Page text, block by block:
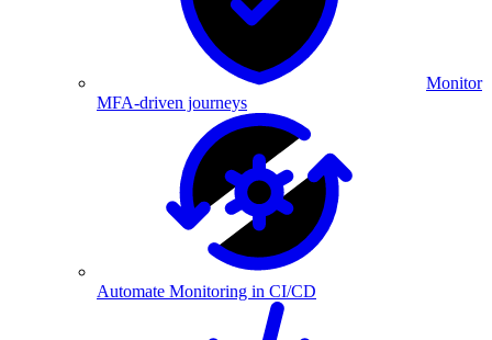
Monitor
MFA-driven journeys
Automate Monitoring in CI/CD